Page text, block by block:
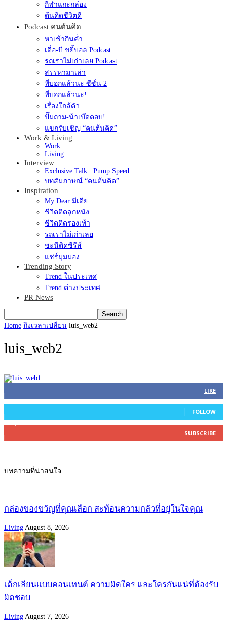
กีฬาแกะกล่อง
ต้นคิดชีวิตดี
Podcast คนต้นคิด
หาเช้ากินค่ำ
เดื่อ-บี ขยี้บอล Podcast
รถเราไม่เก่าเลย Podcast
สรรหามาเล่า
พี่บอกแล้วนะ ซีซั่น 2
พี่บอกแล้วนะ!
เรื่องใกล้ตัว
ปั๊มถาม-น้าเบ๊ดตอบ!
แขกรับเชิญ “คนต้นคิด”
Work & Living
Work
Living
Interview
Exclusive Talk : Pump Speed
บทสัมภาษณ์ “คนต้นคิด”
Inspiration
My Dear มีเดีย
ชีวิตติดลูกหนัง
ชีวิตติดรองเท้า
รถเราไม่เก่าเลย
ชะนีติดซีรีส์
แชร์มุมมอง
Trending Story
Trend ในประเทศ
Trend ต่างประเทศ
PR News
Home ถึงเวลาเปลี่ยน luis_web2
luis_web2
45,305 Fans
LIKE
2,754 Followers
FOLLOW
27,500 Subscribers
SUBSCRIBE
บทความที่น่าสนใจ
กล่องของขวัญที่คุณเลือก สะท้อนความกลัวที่อยู่ในใจคุณ
Living August 8, 2026
เด็กเลียนแบบคอนเทนต์ ความผิดใคร และใครกันแน่ที่ต้องรับ
ผิดชอบ
Living August 7, 2026